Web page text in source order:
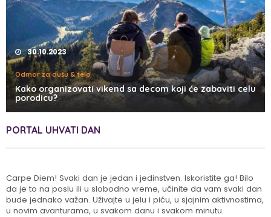
30.10.2023
Odmor za dušu & telo
Kako organizovati vikend sa decom koji će zabaviti celu
porodicu?
PORTAL UHVATI DAN
Carpe Diem! Svaki dan je jedan i jedinstven. Iskoristite ga! Bilo
da je to na poslu ili u slobodno vreme, učinite da vam svaki dan
bude jednako važan. Uživajte u jelu i piću, u sjajnim aktivnostima,
u novim avanturama, u svakom danu i svakom minutu.